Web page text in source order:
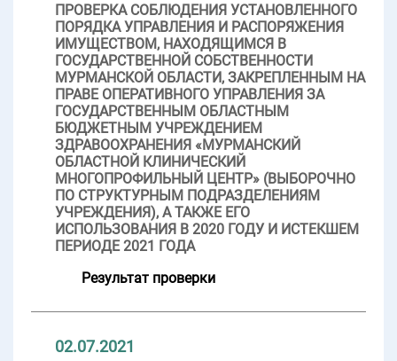
ПРОВЕРКА СОБЛЮДЕНИЯ УСТАНОВЛЕННОГО
ПОРЯДКА УПРАВЛЕНИЯ И РАСПОРЯЖЕНИЯ
ИМУЩЕСТВОМ, НАХОДЯЩИМСЯ В
ГОСУДАРСТВЕННОЙ СОБСТВЕННОСТИ
МУРМАНСКОЙ ОБЛАСТИ, ЗАКРЕПЛЕННЫМ НА
ПРАВЕ ОПЕРАТИВНОГО УПРАВЛЕНИЯ ЗА
ГОСУДАРСТВЕННЫМ ОБЛАСТНЫМ
БЮДЖЕТНЫМ УЧРЕЖДЕНИЕМ
ЗДРАВООХРАНЕНИЯ «МУРМАНСКИЙ
ОБЛАСТНОЙ КЛИНИЧЕСКИЙ
МНОГОПРОФИЛЬНЫЙ ЦЕНТР» (ВЫБОРОЧНО
ПО СТРУКТУРНЫМ ПОДРАЗДЕЛЕНИЯМ
УЧРЕЖДЕНИЯ), А ТАКЖЕ ЕГО
ИСПОЛЬЗОВАНИЯ В 2020 ГОДУ И ИСТЕКШЕМ
ПЕРИОДЕ 2021 ГОДА
Результат проверки
02.07.2021